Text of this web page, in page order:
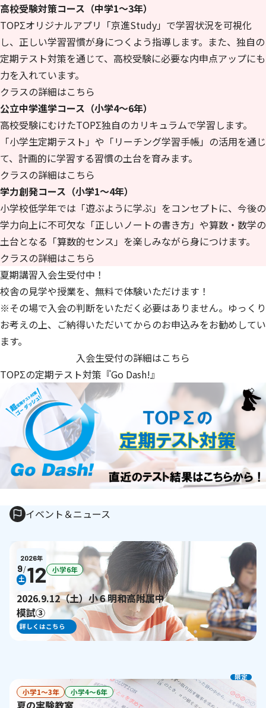
高校受験対策コース（中学1～3年）
TOPΣオリジナルアプリ「京進Study」で学習状況を可視化
し、正しい学習習慣が身につくよう指導します。また、独自の
定期テスト対策を通じて、高校受験に必要な内申点アップにも
力を入れています。
クラスの詳細はこちら
公立中学進学コース（小学4～6年）
高校受験にむけたTOPΣ独自のカリキュラムで学習します。
「小学生定期テスト」や「リーチング学習手帳」の活用を通じ
て、計画的に学習する習慣の土台を育みます。
クラスの詳細はこちら
学力創発コース（小学1～4年）
小学校低学年では「遊ぶように学ぶ」をコンセプトに、今後の
学力向上に不可欠な「正しいノートの書き方」や算数・数学の
土台となる「算数的センス」を楽しみながら身につけます。
クラスの詳細はこちら
夏期講習入会生受付中！
校舎の見学や授業を、無料で体験いただけます！
※その場で入会の判断をいただく必要はありません。ゆっくり
お考えの上、ご納得いただいてからのお申込みをお勧めしてい
ます。
入会生受付の詳細はこちら
TOPΣの定期テスト対策『Go Dash!』
イベント＆ニュース
2026年
9/12
土
小学6年
2026.9.12（土）小６明和高附属中
模試③
詳しくはこちら
小学1〜3年 小学4〜6年
限定